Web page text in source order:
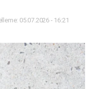
05.07.2026 - 16:21